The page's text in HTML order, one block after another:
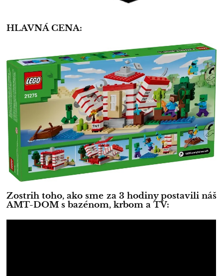
HLAVNÁ CENA:
Zostrih toho, ako sme za 3 hodiny postavili náš
AMT-DOM s bazénom, krbom a TV: